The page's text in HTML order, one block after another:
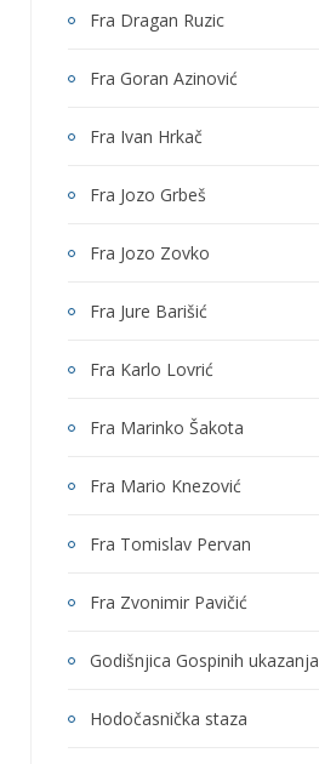
Fra Dragan Ruzic
Fra Goran Azinović
Fra Ivan Hrkač
Fra Jozo Grbeš
Fra Jozo Zovko
Fra Jure Barišić
Fra Karlo Lovrić
Fra Marinko Šakota
Fra Mario Knezović
Fra Tomislav Pervan
Fra Zvonimir Pavičić
Godišnjica Gospinih ukazanja
Hodočasnička staza